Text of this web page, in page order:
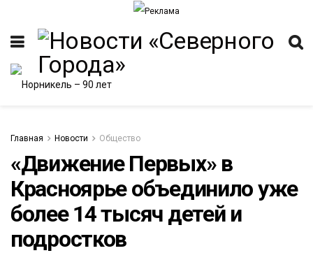
Главная Новости Общество
«Движение Первых» в
Красноярье объединило уже
более 14 тысяч детей и
подростков